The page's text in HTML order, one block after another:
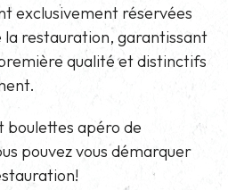
exclusivement réservées
la restauration, garantissant
qualité et distinctifs
boulettes apéro de
pouvez vous démarquer